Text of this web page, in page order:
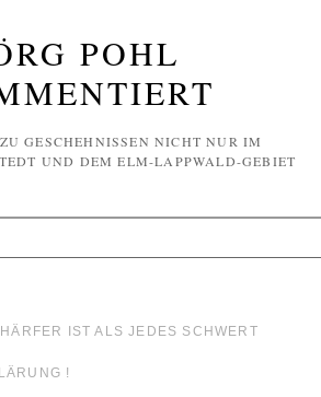
POHL
GESCHEHNISSEN NICHT NUR IM
UND DEM ELM-LAPPWALD-GEBIET
IST ALS JEDES SCHWERT
!